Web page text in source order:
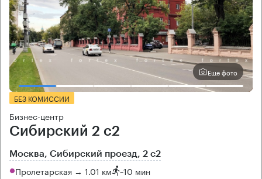
Еще фото
БЕЗ КОМИССИИ
Бизнес-центр
Сибирский 2 с2
Москва, Сибирский проезд, 2 с2
Пролетарская → 1.01 км ~10 мин